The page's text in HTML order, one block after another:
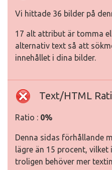
Vi hittade 36 bilder på
17 alt attribut är tomma
alternativ text så att
innehållet i dina bilder.
Text/HTML
Ratio : 0%
Denna sidas förhållande
lägre än 15 procent,
troligen behöver mer